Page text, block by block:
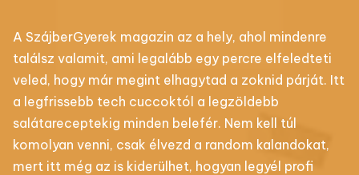
A SzájberGyerek magazin az a hely, ahol mindenre
találsz valamit, ami legalább egy percre elfeledteti
veled, hogy már megint elhagytad a zoknid párját. Itt
a legfrissebb tech cuccoktól a legzöldebb
salátareceptekig minden belefér. Nem kell túl
komolyan venni, csak élvezd a random kalandokat,
mert itt még az is kiderülhet, hogyan legyél profi